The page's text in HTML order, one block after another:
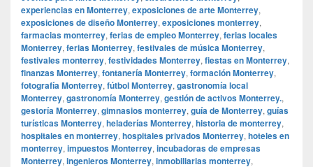
experiencias en Monterrey, exposiciones de arte Monterrey,
exposiciones de diseño Monterrey, exposiciones monterrey,
farmacias monterrey, ferias de empleo Monterrey, ferias locales
Monterrey, ferias Monterrey, festivales de música Monterrey,
festivales monterrey, festividades Monterrey, fiestas en Monterrey,
finanzas Monterrey, fontanería Monterrey, formación Monterrey,
fotografía Monterrey, fútbol Monterrey, gastronomía local
Monterrey, gastronomía Monterrey, gestión de activos Monterrey.,
gestoría Monterrey, gimnasios monterrey, guía de Monterrey, guías
turísticas Monterrey, heladerías Monterrey, historia de monterrey,
hospitales en monterrey, hospitales privados Monterrey, hoteles en
monterrey, impuestos Monterrey, incubadoras de empresas
Monterrey, ingenieros Monterrey, inmobiliarias monterrey,